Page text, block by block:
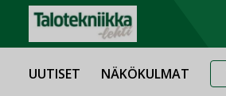
UUTISET NÄKÖKULMAT